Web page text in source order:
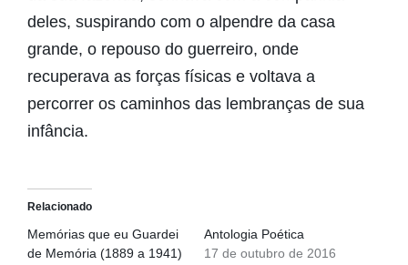
deles, suspirando com o alpendre da casa
grande, o repouso do guerreiro, onde
recuperava as forças físicas e voltava a
percorrer os caminhos das lembranças de sua
infância.
Relacionado
Memórias que eu Guardei
de Memória (1889 a 1941)
Antologia Poética
17 de outubro de 2016